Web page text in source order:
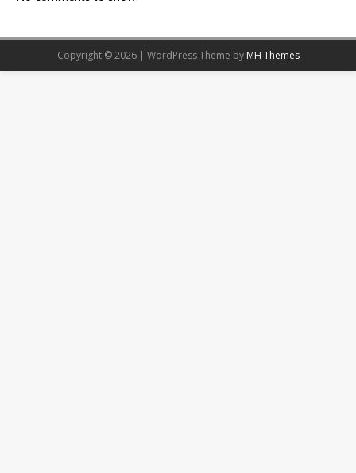
Copyright © 2026 | WordPress Theme by MH Themes